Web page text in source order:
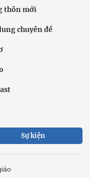
thôn mới
chuyên đề
Sự kiện